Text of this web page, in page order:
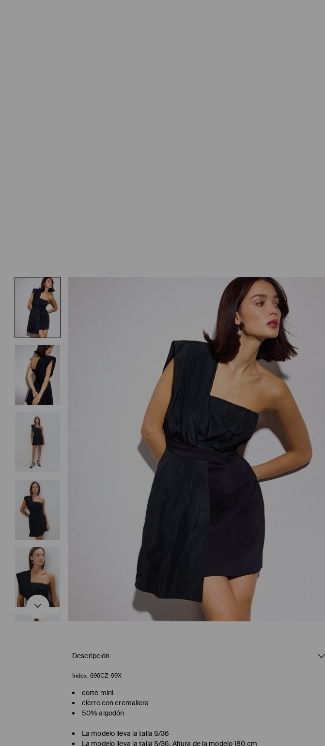
Descripción
Index: 696CZ-99X
corte mini
cierre con cremallera
50% algodón
La modelo lleva la talla S/36
La modelo lleva la talla S/36. Altura de la modelo 180 cm